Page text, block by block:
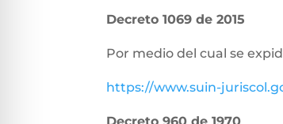
Decreto 1069 de 2015
Por medio del cual se
https://www.suin-